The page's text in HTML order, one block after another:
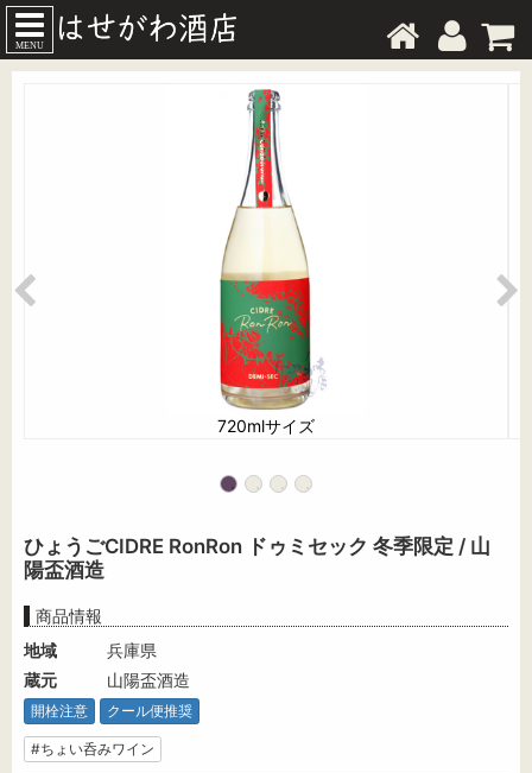
MENU
720mlサイズ
ひょうごCIDRE RonRon ドゥミセック 冬季限定 / 山
陽盃酒造
商品情報
地域
兵庫県
蔵元
山陽盃酒造
開栓注意 クール便推奨
#ちょい呑みワイン